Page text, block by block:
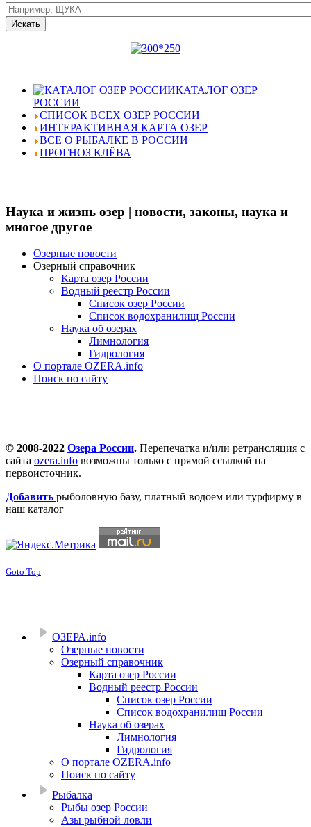
КАТАЛОГ ОЗЕР
РОССИИ
СПИСОК ВСЕХ ОЗЕР РОССИИ
ИНТЕРАКТИВНАЯ КАРТА ОЗЕР
ВСЕ О РЫБАЛКЕ В РОССИИ
ПРОГНОЗ КЛЁВА
Наука и жизнь озер | новости, законы, наука и
многое другое
Озерные новости
Озерный справочник
Карта озер России
Водный реестр России
Список озер России
Список водохранилищ России
Наука об озерах
Лимнология
Гидрология
О портале OZERA.info
Поиск по сайту
© 2008-2022 Озера России. Перепечатка и/или ретрансляция с
сайта ozera.info возможны только с прямой ссылкой на
первоисточник.
Добавить рыболовную базу, платный водоем или турфирму в
наш каталог
Goto Top
ОЗЕРА.info
Озерные новости
Озерный справочник
Карта озер России
Водный реестр России
Список озер России
Список водохранилищ России
Наука об озерах
Лимнология
Гидрология
О портале OZERA.info
Поиск по сайту
Рыбалка
Рыбы озер России
Азы рыбной ловли